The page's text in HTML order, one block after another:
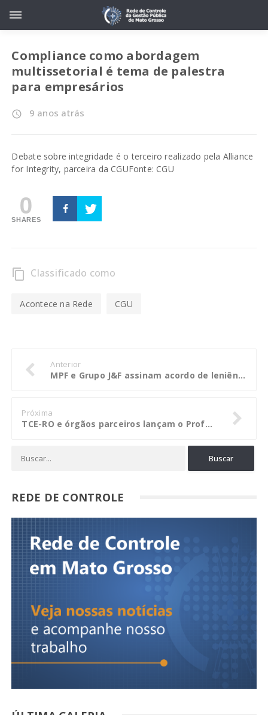
Compliance como abordagem
multissetorial é tema de palestra
para empresários
access_time 9 anos atrás
Debate sobre integridade é o terceiro realizado pela Alliance
for Integrity, parceira da CGUFonte: CGU
0
SHARES
content_copy Classificado como
Acontece na Rede CGU
Anterior
MPF e Grupo J&F assinam acordo de leniência e holding terá de pagar R$ 10,3 bilhões
Próxima
TCE-RO e órgãos parceiros lançam o Profaz para modernizar as fazendas municipais e desenvolver Rondônia
REDE DE CONTROLE